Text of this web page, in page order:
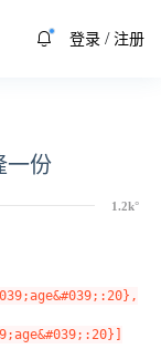
登录/ 注册
一份